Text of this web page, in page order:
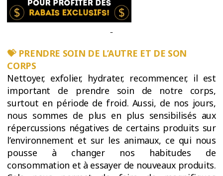
💝 PRENDRE SOIN DE L’AUTRE ET DE SON
CORPS
Nettoyer, exfolier, hydrater, recommencer, il est
important de prendre soin de notre corps,
surtout en période de froid. Aussi, de nos jours,
nous sommes de plus en plus sensibilisés aux
répercussions négatives de certains produits sur
l’environnement et sur les animaux, ce qui nous
pousse à changer nos habitudes de
consommation et à essayer de nouveaux produits.